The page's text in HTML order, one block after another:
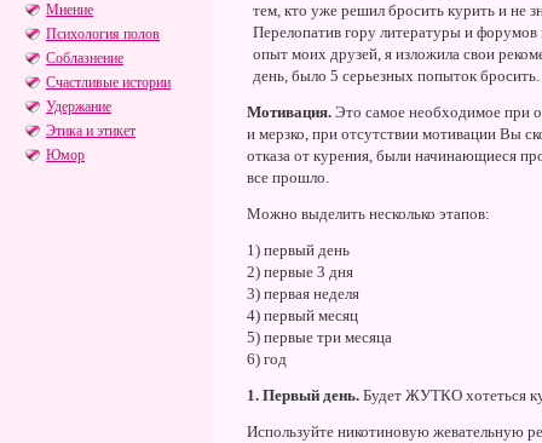
Мнение
Психология полов
Соблазнение
Счастливые истории
Удержание
Этика и этикет
Юмор
тем, кто уже решил бросить курить и не
Перелопатив гору литературы и
опыт моих друзей, я изложила свои
день, было 5 серьезных попыток
Мотивация. Это самое необходимое при
и мерзко, при отсутствии мотивации Вы
отказа от курения, были начинающиеся
все прошло.
Можно выделить несколько этапов:
1) первый день
2) первые 3 дня
3) первая неделя
4) первый месяц
5) первые три месяца
6) год
1. Первый день. Будет ЖУТКО хотеться
Используйте никотиновую жевательную